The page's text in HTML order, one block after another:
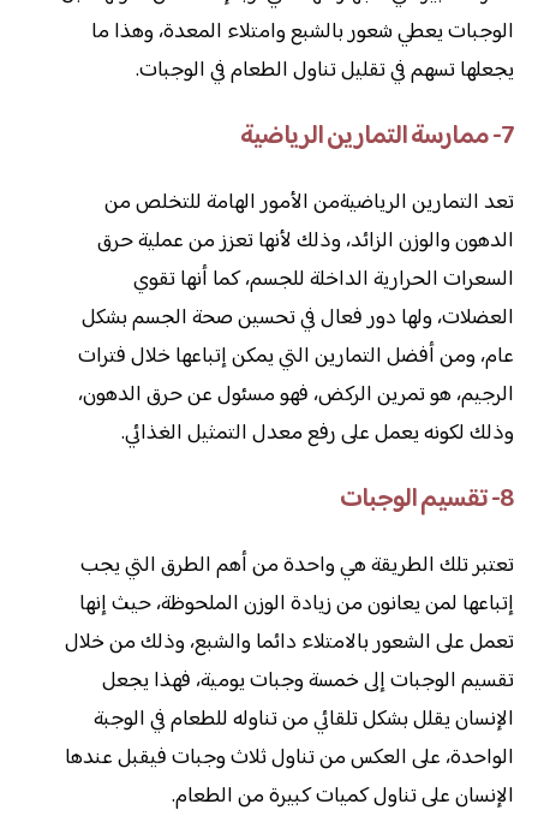
الوجبات يعطي شعور بالشبع وامتلاء المعدة، وهذا ما
يجعلها تسهم في تقليل تناول الطعام في الوجبات.
7- ممارسة التمارين الرياضية
تعد التمارين الرياضيةمن الأمور الهامة للتخلص من
الدهون والوزن الزائد، وذلك لأنها تعزز من عملية حرق
السعرات الحرارية الداخلة للجسم، كما أنها تقوي
العضلات، ولها دور فعال في تحسين صحة الجسم بشكل
عام، ومن أفضل التمارين التي يمكن إتباعها خلال فترات
الرجيم، هو تمرين الركض، فهو مسئول عن حرق الدهون،
وذلك لكونه يعمل على رفع معدل التمثيل الغذائي.
8- تقسيم الوجبات
تعتبر تلك الطريقة هي واحدة من أهم الطرق التي يجب
إتباعها لمن يعانون من زيادة الوزن الملحوظة، حيث إنها
تعمل على الشعور بالامتلاء دائما والشبع، وذلك من خلال
تقسيم الوجبات إلى خمسة وجبات يومية، فهذا يجعل
الإنسان يقلل بشكل تلقائي من تناوله للطعام في الوجبة
الواحدة، على العكس من تناول ثلاث وجبات فيقبل عندها
الإنسان على تناول كميات كبيرة من الطعام.